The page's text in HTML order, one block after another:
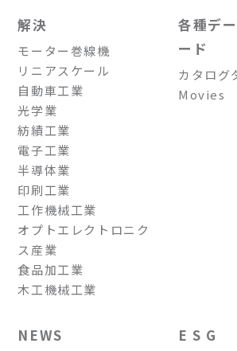
解決
モーター巻線機
リニアスケール
自動車工業
光学業
紡績工業
電子工業
半導体業
印刷工業
工作機械工業
オプトエレクトロニク
ス産業
食品加工業
木工機械工業
各種デ
ード
カタログ
Movies
NEWS
E S G